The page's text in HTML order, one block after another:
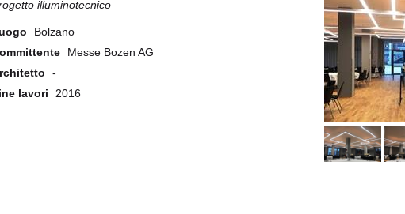
illuminotecnico
Bolzano
Messe Bozen AG
-
lavori
2016